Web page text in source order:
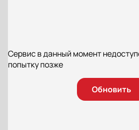
Сервис в данный момент
попытку позже
Обновить